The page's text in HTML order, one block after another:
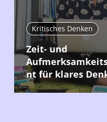
Kritisches Denken
Zeit- und
nt für klares